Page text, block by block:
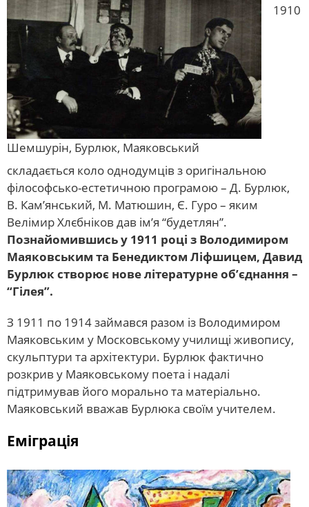
Шемшурін, Бурлюк, Маяковський
1910
складається коло однодумців з оригінальною
філософсько-естетичною програмою – Д. Бурлюк,
В. Кам’янський, М. Матюшин, Є. Гуро – яким
Велімир Хлєбніков дав ім’я “будетлян”.
Познайомившись у 1911 році з Володимиром
Маяковським та Бенедиктом Ліфшицем, Давид
Бурлюк створює нове літературне об’єднання –
“Гілея”.
З 1911 по 1914 займався разом із Володимиром
Маяковським у Московському училищі живопису,
скульптури та архітектури. Бурлюк фактично
розкрив у Маяковському поета і надалі
підтримував його морально та матеріально.
Маяковський вважав Бурлюка своїм учителем.
Еміграція